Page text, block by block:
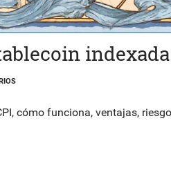
cómo funciona, ventajas,